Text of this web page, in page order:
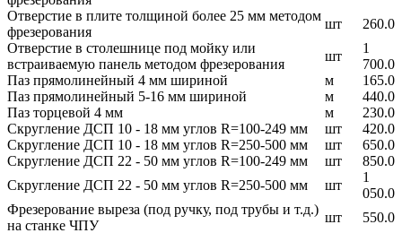
Отверстие в плите толщиной более 25 мм методом
фрезерования
шт
260.0
Отверстие в столешнице под мойку или
встраиваемую панель методом фрезерования
шт
1
700.0
Паз прямолинейный 4 мм шириной
м
165.0
Паз прямолинейный 5-16 мм шириной
м
440.0
Паз торцевой 4 мм
м
230.0
Скругление ДСП 10 - 18 мм углов R=100-249 мм
шт
420.0
Скругление ДСП 10 - 18 мм углов R=250-500 мм
шт
650.0
Скругление ДСП 22 - 50 мм углов R=100-249 мм
шт
850.0
Скругление ДСП 22 - 50 мм углов R=250-500 мм
шт
1
050.0
Фрезерование выреза (под ручку, под трубы и т.д.)
на станке ЧПУ
шт
550.0